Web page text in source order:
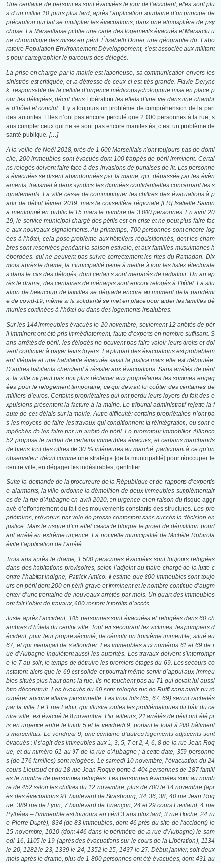
Une centaine de personnes sont évacuées le jour de l’accident, elles sont plu
s d’un millier10 joursplus tard, après l’application soudaine d’un principe de
précaution qui fait se multiplier les évacuations, dans une atmosphère de psy
chose. La Marseillaise publie une carte des logements évacuéset Marsactu u
ne chronologie des mises en péril. Élisabeth Dorier, une géographe du Labo
ratoire Population Environnement Développement, s’est associée aux militant
s pour cartographier le parcours des délogés.
La prise en charge par la mairie est laborieuse, sa communication envers les
sinistrés est critiquée, et la détresse de ceux-ci est très grande. Flavie Derync
k, responsable de la cellule d’urgence médicopsychologique mise en place p
our les délogées, décrit dans Libération les effets d’une vie dans une chambr
e d’hôtel et conclut :
Il y a toujours un problème de compréhension de la part
des autorités. Elles n’ont pas encore percuté que 2 000 personnes à la rue, s
ans compter ceux qui ne se sont pas encore manifestés, c’est un problème de
santé publique. […]
À la veille de Noël 2018, près de 1 600 Marseillais n’ont toujours pas de domi
cile, 200 immeubles sont évacués dont 100 frappés de péril imminent. Certai
ns relogés doivent faire face à des invasions de punaises de lit. Les personne
s évacuées se disent abandonnées par la mairie, qui, dépassée par les évèn
ements, transmet à deux syndics les données confidentielles concernant les s
ignalements. La ville cesse de communiquer les chiffres des évacuations à p
artir de début février 2019, mais la conseillère régionale [LR] Isabelle Savon
a mentionné en public le 15 mars le nombre de 3 000 personnes. En avril 20
19, le service municipal chargé des périls est en crise et ne peut plus faire fac
e aux nouveaux signalements. Au printemps, 700 personnes sont encore log
ées à l’hôtel, cela pose problème aux hôteliers réquisitionnés, dont les cham
bres sont réservées pendant la saison estivale, et aux familles musulmanes h
ébergées, qui ne peuvent pas suivre correctement les rites du Ramadan. Dix
mois après le drame, la municipalité peine à mettre à jour les listes électorale
s dans le cas des délogés, dont certains sont menacés de radiation. Un an ap
rès le drame, des centaines de ménages sont encore relogés à l’hôtel. La situ
ation de beaucoup de familles se dégrade encore au moment de la pandémi
e de covid-19, même si la solidarité se met en place pour aider les familles dé
munies confinées à l’hôtel ou dans des logements insalubres.
Sur les144 immeubles évacués le 20 novembre, seulement 12 arrêtés de pér
il imminent ont été pris immédiatement, faute d’experts en nombre suffisant. S
ans arrêtés de péril, les délogés ne peuvent pas faire valoir leurs droits et doi
vent continuer à payer leurs loyers. La plupart des évacuations est probablem
ent illégale et une habitante évacuée saisit la justice mais elle est déboutée.
D’autres habitants cherchent à résister aux évacuations. Sans arrêtés de péril
s, la ville ne peut pas non plus réclamer aux propriétaires les sommes engag
ées pour le relogement temporaire, ce qui devrait lui coûter des centaines de
milliers d’euros. Certains propriétaires qui ont perdu leurs loyers du fait des e
xpulsions présentent la facture à la mairie. Le tribunal administratif rejette la f
aute de ces délais sur la mairie. Autre difficulté: certains propriétaires n’ont pa
s les moyens de faire les travaux qui conditionnent la réintégration, ou sont e
mpêchés de les faire par un arrêté de péril. Le promoteur immobilier Alliance
52 propose le rachat de certains immeubles évacués, et certains marchands
de biens font des offres de 30 % inférieures au marché, participant à ce qu’un
observateur décrit commeune stratégie [de la municipalité] pour réoccuper le
centre ville, en dégager les indésirables, gentrifier.
Suite la demande de la procureure de la République et de rapports d’expertis
e alarmants, la ville ordonne la démolition de deux immeubles supplémentair
es de la rue d’Aubagne en avril 2020, en urgence et en raison du risque aggr
avé d’effondrement du fait des mouvements constants des structures.Les pro
priétaires, prévenus par voie de pressecontestent sans succès la décision en
justice. Mais le risque d’un effet cascade bloque le projet de démolition pourt
ant arrêté en extrême urgence. La nouvelle municipalité de Michèle Rubirola
évite l’application de l’arrêté.
Trois ans après le drame, 1 500 personnes évacuées sont toujours relogées
dans des habitations provisoires, selon l’adjoint au maire chargé de la lutte c
ontre l’habitat indigne, Patrick Amico. Il estime que800 immeublessont toujo
urs en péril dont 200 en péril grave et imminentet le nombre continue d’augm
enter d’une trentaine de nouveaux arrêtés par mois. Un quart des immeubles
ont fait l’objet de travaux, 600 restent interdits d’accès.
Juste après l’accident, 105 personnes sont évacuées et relogées dans60 ch
ambres d’hôtels du centre ville. Tout en secourant les victimes, les pompiers d
écident, pour leur propre sécurité, de démolir un troisième immeuble, situé au
67, et qui menaçait de s’effondrer. Les immeubles aux numéros 61 et 69 de r
ue d’Aubagne inquiètent aussi les autorités. Les travaux doivent s’interrompr
e le 7 au soir, le temps de détruire les premiers étages du 69. Les secours co
nstatent alors que le 69 est solide et pourrait même servir d’appui aux immeu
bles situés plus haut dans la rue. Ils ne touchent pas au 71 qui devait lui aussi
être déconstruit. Les évacués du 69 sont relogés rue de Ruffi sans avoir pu ré
cupérer aucune affaire personnelle. Les trois lots (65, 67, 69) seront rachetés
par la ville. Le 1 rue Lafon, qui illustre toutes les problématiques du bâti du ce
ntre ville, est évacué le 8 novembre. Par ailleurs, 21 arrêtés de péril ont été pr
is en urgence entre le lundi 5 et le vendredi 9, portant le total à200 bâtiment
s marseillais. Le vendredi 9, une centaine d’autres logements adjacents sont
évacués : il s’agit des immeubles aux 1, 3, 5, 7 et 2, 4, 6, 8 de la rue Jean Roq
ue, et du numéro 61 au 97 de la rue d’Aubagne; à cette date,359 personne
s (de176 familles) sont relogées. Le samedi 10 novembre, l’évacuation du 24
cours Lieutaud et du 18 rue Jean Roque porte à 404 personnes de 187 famill
es le nombre de personnes relogées. Les personnes évacuées sont au nomb
re de 452 selon les chiffres du 12 novembre, plus de 700 le 14 novembre (apr
ès des évacuations 91 boulevard de Strasbourg, 34, 36, 38, 40 rue Jean Roq
ue, 389 rue de Lyon, 7 boulevard de Briançon, 24 et 29 cours Lieutaud, 4 rue
Pythéas – l’immeuble est toujours en péril 3 ans plus tard, 3 rue Hoche, 24 ru
e Pierre Dupré), 834 (de 83 immeubles, dont 46 près du site de l’accident) le
15 novembre, 1010 (dont 446 dans le périmètre de la rue d’Aubagne) le sam
edi 16, 1105 le 19 (après des évacuations sur le cours de la Libération), 1134
le 20, 1282 le 23, 1339 le 24, 1352 le 25, 1437 le 27. Début janvier, soit deux
mois après le drame, plus de 1 800 personnes ont été évacuées, dont 431 au